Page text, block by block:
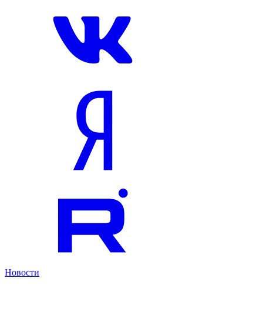
Новости